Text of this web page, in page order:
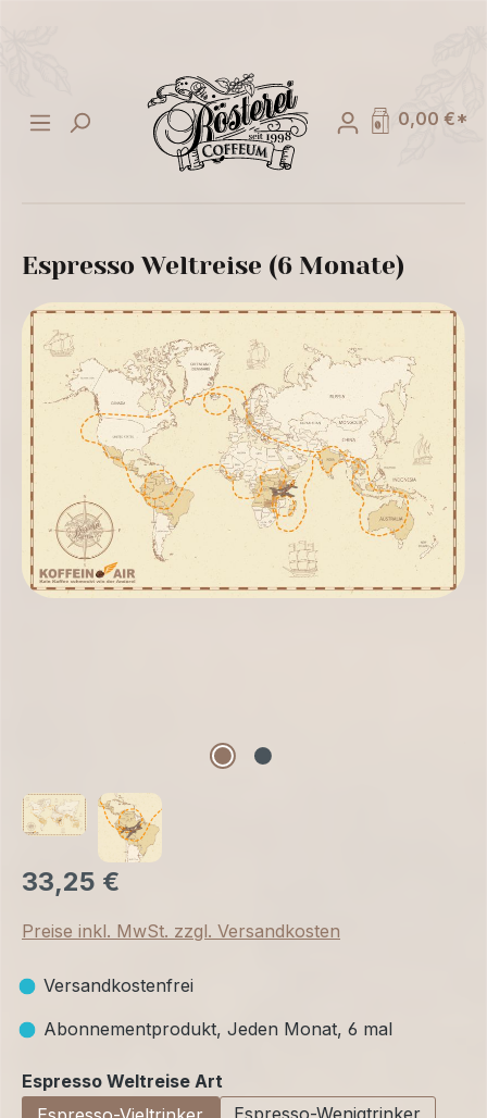
0,00 €*
Espresso Weltreise (6 Monate)
33,25 €
Preise inkl. MwSt. zzgl. Versandkosten
Versandkostenfrei
Abonnementprodukt, Jeden Monat, 6 mal
Espresso Weltreise Art
Espresso-Wenigtrinker